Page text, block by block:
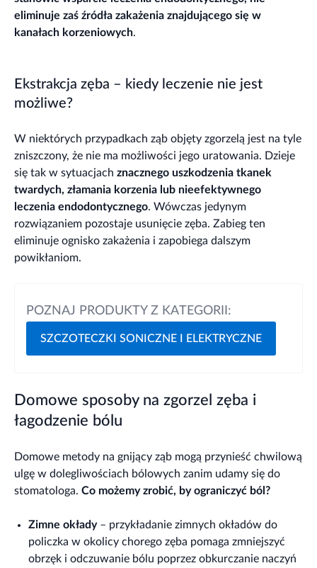
eliminuje zaś źródła zakażenia znajdującego się w
kanałach korzeniowych.
Ekstrakcja zęba – kiedy leczenie nie jest
możliwe?
W niektórych przypadkach ząb objęty zgorzelą jest na tyle
zniszczony, że nie ma możliwości jego uratowania. Dzieje
się tak w sytuacjach znacznego uszkodzenia tkanek
twardych, złamania korzenia lub nieefektywnego
leczenia endodontycznego. Wówczas jedynym
rozwiązaniem pozostaje usunięcie zęba. Zabieg ten
eliminuje ognisko zakażenia i zapobiega dalszym
powikłaniom.
POZNAJ PRODUKTY Z KATEGORII:
SZCZOTECZKI SONICZNE I ELEKTRYCZNE
Domowe sposoby na zgorzel zęba i
łagodzenie bólu
Domowe metody na gnijący ząb mogą przynieść chwilową
ulgę w dolegliwościach bólowych zanim udamy się do
stomatologa. Co możemy zrobić, by ograniczyć ból?
Zimne okłady– przykładanie zimnych okładów do
policzka w okolicy chorego zęba pomaga zmniejszyć
obrzęk i odczuwanie bólu poprzez obkurczanie naczyń